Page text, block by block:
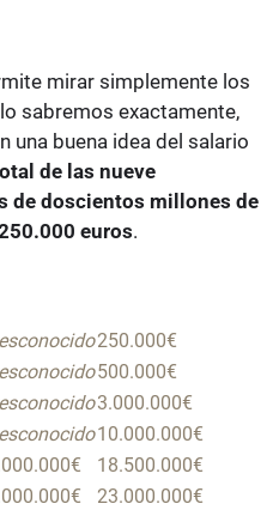
mirar simplemente los
sabremos exactamente,
una buena idea del salario
de las nueve
de doscientos millones de
euros.
250.000€
500.000€
3.000.000€
10.000.000€
18.500.000€
23.000.000€